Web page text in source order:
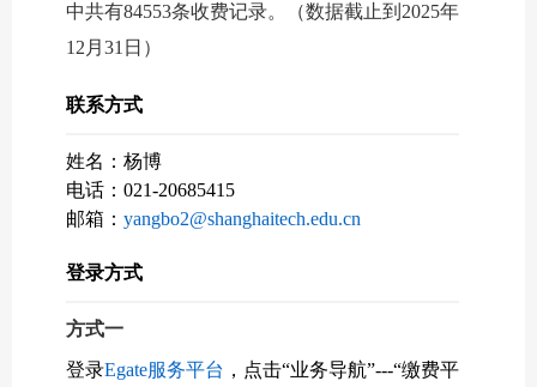
中共有84553条收费记录。（数据截止到2025年
12月31日）
联系方式
姓名： 杨博
电话：021-20685415
邮箱： yangbo2@shanghaitech.edu.cn
登录方式
方式一
登录Egate服务平台 ， 点击“业务导航”---“缴费平